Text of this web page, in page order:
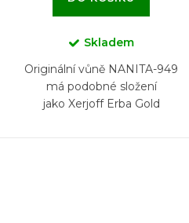
Skladem
Originální vůně NANITA-949
má podobné složení
jako Xerjoff Erba Gold